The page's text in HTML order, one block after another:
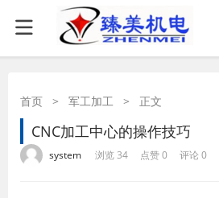
首页 > 军工加工 > 正文
CNC加工中心的操作技巧
system 浏览 34 点赞 0 评论 0